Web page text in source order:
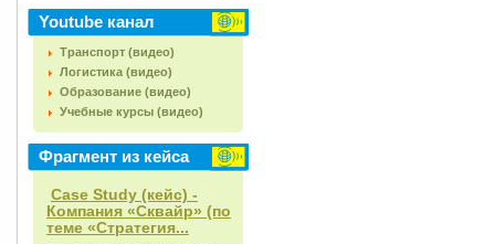
Youtube канал
Транспорт (видео)
Логистика (видео)
Образование (видео)
Учебные курсы (видео)
Фрагмент из кейса
Case Study (кейс) -
Компания «Сквайр» (по
теме «Стратегия...